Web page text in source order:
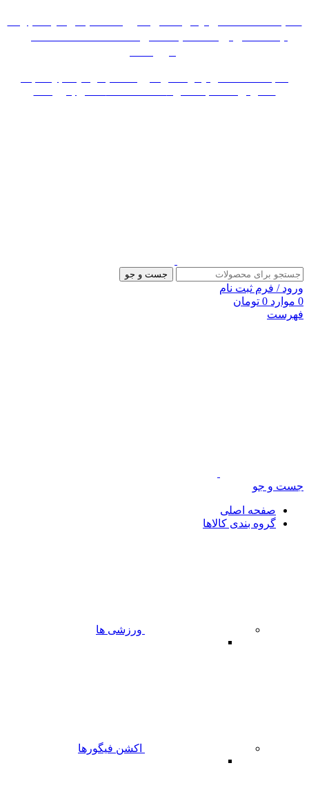
جست و جو
ورود / فرم ثبت نام
0 موارد 0 تومان
فهرست
جست و جو
صفحه اصلی
گروه بندی کالاها
ورزشی ها
اکشن فیگورها